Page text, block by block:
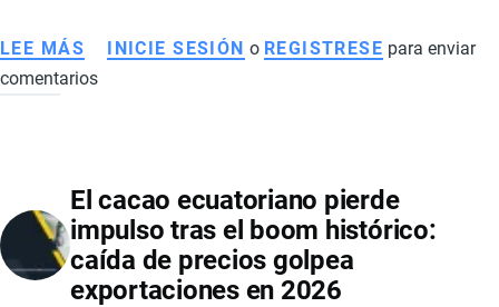
LEE MÁS SOBRE
EXPORTACIÓN
DE
ECUADOR
CRECE
CON
INICIE SESIÓN o REGISTRESE para enviar
comentarios
El cacao ecuatoriano pierde
impulso tras el boom histórico:
caída de precios golpea
exportaciones en 2026